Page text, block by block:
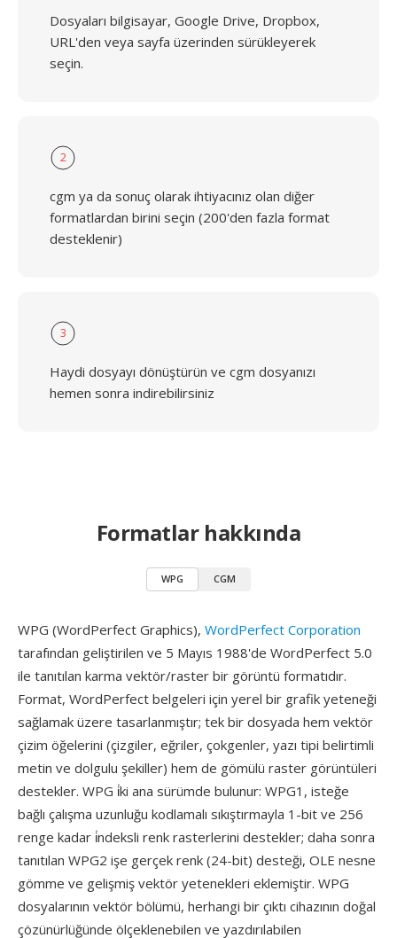
Dosyaları bilgisayar, Google Drive, Dropbox,
URL'den veya sayfa üzerinden sürükleyerek
seçin.
2
cgm ya da sonuç olarak ihtiyacınız olan diğer
formatlardan birini seçin (200'den fazla format
desteklenir)
3
Haydi dosyayı dönüştürün ve cgm dosyanızı
hemen sonra indirebilirsiniz
Formatlar hakkında
WPG CGM
WPG (WordPerfect Graphics), WordPerfect Corporation
tarafından geliştirilen ve 5 Mayıs 1988'de WordPerfect 5.0
ile tanıtılan karma vektör/raster bir görüntü formatıdır.
Format, WordPerfect belgeleri için yerel bir grafik yeteneği
sağlamak üzere tasarlanmıştır; tek bir dosyada hem vektör
çizim öğelerini (çizgiler, eğriler, çokgenler, yazı tipi belirtimli
metin ve dolgulu şekiller) hem de gömülü raster görüntüleri
destekler. WPG i̇ki ana sürümde bulunur: WPG1, isteğe
bağlı çalışma uzunluğu kodlamalı sıkıştırmayla 1-bit ve 256
renge kadar i̇ndeksli renk rasterlerini destekler; daha sonra
tanıtılan WPG2 işe gerçek renk (24-bit) desteği, OLE nesne
gömme ve gelişmiş vektör yetenekleri eklemiştir. WPG
dosyalarının vektör bölümü, herhangi bir çıktı cihazının doğal
çözünürlüğünde ölçeklenebilen ve yazdırılabilen